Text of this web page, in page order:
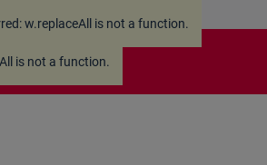
w.replaceAll is not a function.
is not a function.